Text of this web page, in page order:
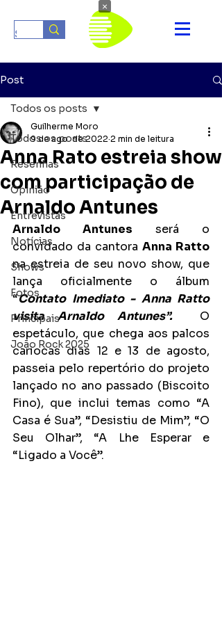
Post
Todos os posts
Resenhas
Opinião
Entrevistas
Notícias
Shows
Fotos
Principais
João Rock 2025
Todos os posts
Anna Rato estreia show
com participação de
Arnaldo Antunes
Guilherme Moro
9 de ago. de 2022 2 min de leitura
Arnaldo Antunes será o
convidado da cantora Anna Ratto
na estreia de seu novo show, que
lança oficialmente o álbum
“Contato Imediato - Anna Ratto
visita Arnaldo Antunes”.
  O
espetáculo, que chega aos palcos
cariocas dias 12 e 13 de agosto,
passeia pelo repertório do projeto
lançado no ano passado (Biscoito
Fino), que inclui temas como “A
Casa é Sua”, “Desistiu de Mim”, “O
Seu Olhar”, “A Lhe Esperar e
“Ligado a Você”.
×